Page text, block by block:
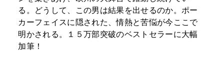
る。どうして、この男は結果を出せるのか。ポー
カーフェイスに隠された、情熱と苦悩が今ここで
明かされる。１５万部突破のベストセラーに大幅
加筆！